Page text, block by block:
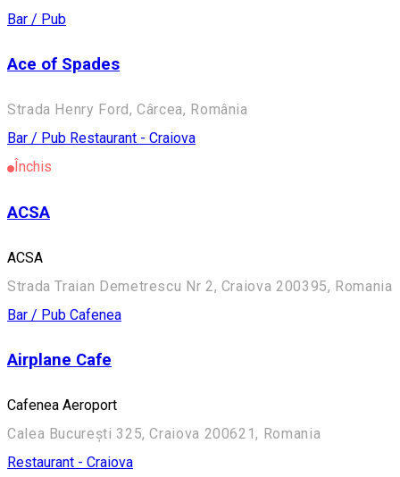
Bar / Pub
Ace of Spades
Strada Henry Ford, Cârcea, România
Bar / Pub Restaurant - Craiova
Închis
ACSA
ACSA
Strada Traian Demetrescu Nr 2, Craiova 200395, Romania
Bar / Pub Cafenea
Airplane Cafe
Cafenea Aeroport
Calea București 325, Craiova 200621, Romania
Restaurant - Craiova